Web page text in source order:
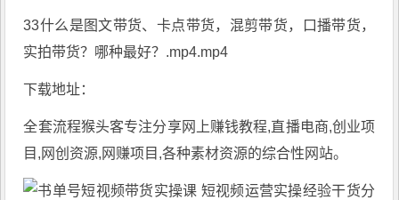
33什么是图文带货、卡点带货，混剪带货，口播带货，
实拍带货？哪种最好？.mp4.mp4
下载地址：
全套流程猴头客专注分享网上赚钱教程,直播电商,创业项
目,网创资源, 网赚项目 ,各种素材资源的综合性网站。